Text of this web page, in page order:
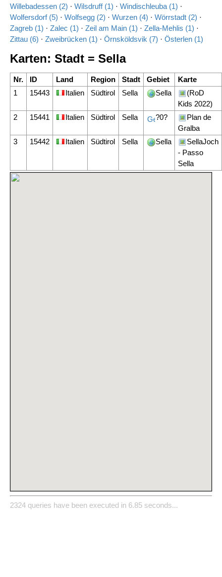
Willebadessen (2) · Wilsdruff (1) · Windischleuba (1) ·
Wolfersdorf (5) · Wolfsegg (2) · Wurzen (4) · Wörrstadt (2) ·
Zagreb (1) · Zalec (1) · Zeil am Main (1) · Zella-Mehlis (1) ·
Zittau (6) · Zweibrücken (1) · Örnsköldsvik (7) · Österlen (1)
Karten: Stadt = Sella
Nr. ID Land Region Stadt Gebiet
Karte
1
15443 Italien Südtirol Sella Sella
(RoD
Kids 2022)
2
15441 Italien Südtirol Sella ?0?
Plan de
Gralba
3
15442 Italien Südtirol Sella Sella
SellaJoch
- Passo
Sella
2324 queries have been executed in 6.85 seconds...